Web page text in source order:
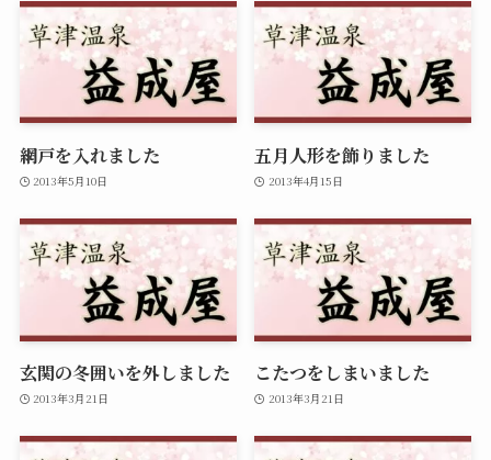
網戸を入れました
2013年5月10日
五月人形を飾りました
2013年4月15日
玄関の冬囲いを外しました
2013年3月21日
こたつをしまいました
2013年3月21日